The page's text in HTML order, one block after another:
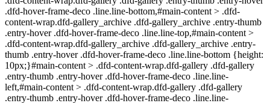
.dfd-hover-frame-deco .line.line-bottom,#main-content > .dfd-
content-wrap.dfd-gallery_archive .dfd-gallery_archive .entry-thumb
.entry-hover .dfd-hover-frame-deco .line.line-top,#main-content >
.dfd-content-wrap.dfd-gallery_archive .dfd-gallery_archive .entry-
thumb .entry-hover .dfd-hover-frame-deco .line.line-bottom {height:
10px;}#main-content > .dfd-content-wrap.dfd-gallery .dfd-gallery
.entry-thumb .entry-hover .dfd-hover-frame-deco .line.line-
left,#main-content > .dfd-content-wrap.dfd-gallery .dfd-gallery
.entry-thumb .entry-hover .dfd-hover-frame-deco .line.line-